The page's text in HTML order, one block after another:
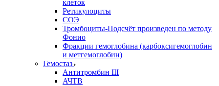
клеток
Ретикулоциты
СОЭ
Тромбоциты-Подсчёт произведен по методу
Фонио
Фракции гемоглобина (карбоксигемоглобин
и метгемоглобин)
Гемостаз
Антитромбин III
АЧТВ